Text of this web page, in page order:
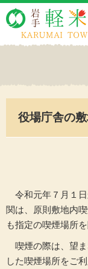
役場庁舎の
令和元年７月１日
関は、原則敷地内
も指定の喫煙場所
喫煙の際は、望ま
した喫煙場所をご利